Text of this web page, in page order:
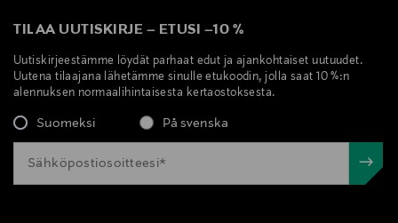
TILAA UUTISKIRJE – ETUSI –10 %
Uutiskirjeestämme löydät parhaat edut ja ajankohtaiset uutuudet.
Uutena tilaajana lähetämme sinulle etukoodin, jolla saat 10 %:n
alennuksen normaalihintaisesta kertaostoksesta.
Suomeksi På svenska